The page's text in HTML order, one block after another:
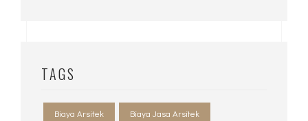
TAGS
Biaya Arsitek Biaya Jasa Arsitek